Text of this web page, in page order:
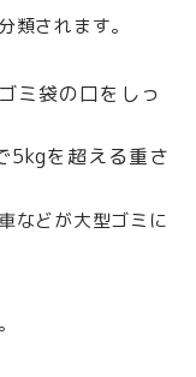
類されます。
ミ袋の口をしっ
5kgを超える重さ
などが大型ゴミに